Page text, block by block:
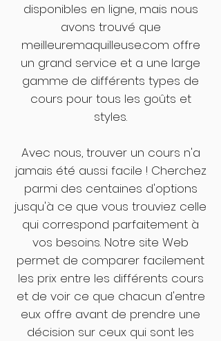
disponibles en ligne, mais nous
avons trouvé que
meilleuremaquilleuse.com offre
un grand service et a une large
gamme de différents types de
cours pour tous les goûts et
styles.
Avec nous, trouver un cours n'a
jamais été aussi facile ! Cherchez
parmi des centaines d'options
jusqu'à ce que vous trouviez celle
qui correspond parfaitement à
vos besoins. Notre site Web
permet de comparer facilement
les prix entre les différents cours
et de voir ce que chacun d'entre
eux offre avant de prendre une
décision sur ceux qui sont les